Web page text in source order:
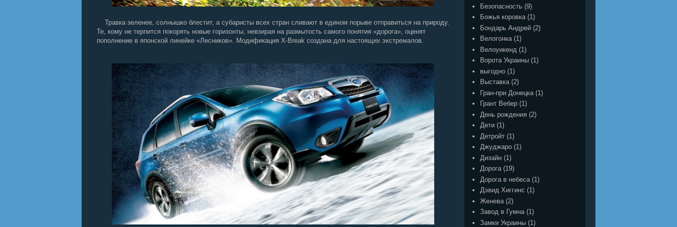
Травка зеленее, солнышко блестит, а субаристы всех стран сливают в едином порыве отправиться на природу.
Те, кому не терпится покорять новые горизонты, невзирая на размытость самого понятия «дорога», оценят
пополнение в японской линейке «Лесников». Модификация X-Break создана для настоящих экстремалов.
Безопасность (9)
Божья коровка (1)
Бондарь Андрей (2)
Велогонка (1)
Велоуикенд (1)
Ворота Украины (1)
выгодно (1)
Выставка (2)
Гран-при Донецка (1)
Грант Вебер (1)
День рождения (2)
Дети (1)
Детройт (1)
Джуджаро (1)
Дизайн (1)
Дорога (19)
Дорога в небеса (1)
Дэвид Хиггинс (1)
Женева (2)
Завод в Гумна (1)
Замки Украины (1)